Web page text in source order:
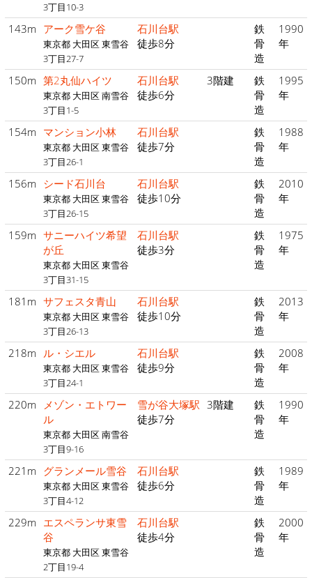
3丁目10-3
143m アーク雪ケ谷
東京都 大田区 東雪谷
3丁目27-7
石川台駅
徒歩8分
鉄
骨
造
1990
年
150m 第2丸仙ハイツ
東京都 大田区 南雪谷
3丁目1-5
石川台駅
徒歩6分
3階建
鉄
骨
造
1995
年
154m マンション小林
東京都 大田区 東雪谷
3丁目26-1
石川台駅
徒歩7分
鉄
骨
造
1988
年
156m シード石川台
東京都 大田区 東雪谷
3丁目26-15
石川台駅
徒歩10分
鉄
骨
造
2010
年
159m サニーハイツ希望
が丘
東京都 大田区 東雪谷
3丁目31-15
石川台駅
徒歩3分
鉄
骨
造
1975
年
181m サフェスタ青山
東京都 大田区 東雪谷
3丁目26-13
石川台駅
徒歩10分
鉄
骨
造
2013
年
218m ル・シエル
東京都 大田区 東雪谷
3丁目24-1
石川台駅
徒歩9分
鉄
骨
造
2008
年
220m
メゾン・エトワー
ル
東京都 大田区 南雪谷
3丁目9-16
雪が谷大塚駅
徒歩7分
3階建
鉄
骨
造
1990
年
221m グランメール雪谷
東京都 大田区 東雪谷
3丁目4-12
石川台駅
徒歩6分
鉄
骨
造
1989
年
229m エスペランサ東雪
谷
東京都 大田区 東雪谷
2丁目19-4
石川台駅
徒歩4分
鉄
骨
造
2000
年